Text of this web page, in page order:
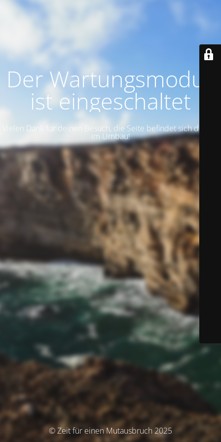
Der Wartungsmodus
ist eingeschaltet
Vielen Dank für deinen Besuch, die Seite befindet sich derzeit
im Umbau!
© Zeit für einen Mutausbruch 2025